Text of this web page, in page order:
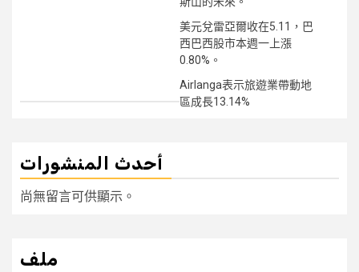
美元兌雷亞爾收在5.11，巴
西巴西股市本週一上漲
0.80%。
Airlanga表示旅遊業帶動地
區成長13.14%
أحدث المنشورات
尚無留言可供顯示。
ملف